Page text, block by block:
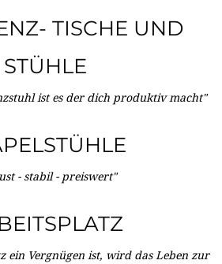
TISCHE UND
STÜHLE
ist es der dich produktiv macht"
- stabil - preiswert"
ein Vergnügen ist, wird das Leben zur